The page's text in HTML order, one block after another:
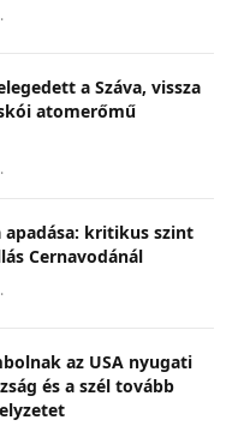
a Száva, vissza
atomerőmű
apadása: kritikus szint
Cernavodánál
az USA nyugati
és a szél tovább